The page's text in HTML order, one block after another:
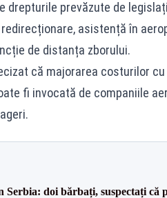
drepturile prevăzute de
asistență în
de distanța zborului.
că majorarea costurilor
fi invocată de companiile
Serbia: doi bărbați, suspectați că